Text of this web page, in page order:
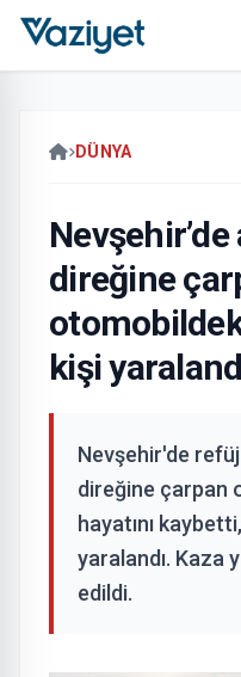
DÜNYA
direğine
kişi
Nevşehir'de
direğine çarpan
hayatını
yaralandı. Kaza
edildi.